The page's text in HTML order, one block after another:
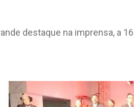
destaque na imprensa, a